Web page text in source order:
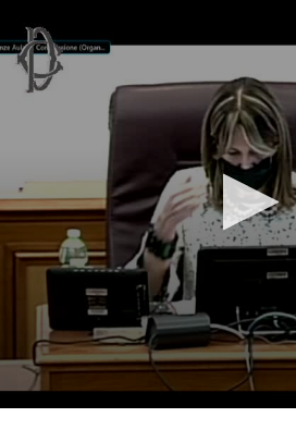
WebTV Camera
Vai al menu di navigazione
Contenuto
Fine contenuto
Vai al contenuto principale Vai al menu